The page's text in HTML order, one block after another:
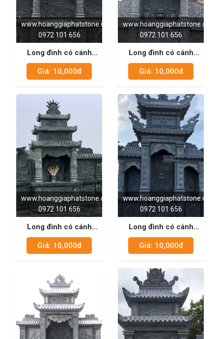
www.hoanggiaphatstone.com
0972 101 656
Long đình có cánh
xanh đen 01
Giá: 10,000đ
www.hoanggiaphatstone.com
0972 101 656
Long đình có cánh
xanh rêu 02
Giá: 10,000đ
www.hoanggiaphatstone.com
0972 101 656
Long đình có cánh
xanh rêu 01
Giá: 10,000đ
www.hoanggiaphatstone.com
0972 101 656
Long đình có cánh
xanh đen 03
Giá: 10,000đ